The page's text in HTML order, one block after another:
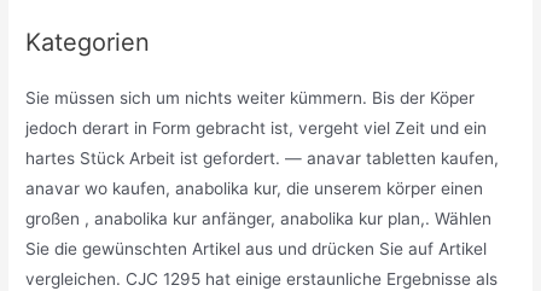
Kategorien
Sie müssen sich um nichts weiter kümmern. Bis der Köper
jedoch derart in Form gebracht ist, vergeht viel Zeit und ein
hartes Stück Arbeit ist gefordert. — anavar tabletten kaufen,
anavar wo kaufen, anabolika kur, die unserem körper einen
großen , anabolika kur anfänger, anabolika kur plan,. Wählen
Sie die gewünschten Artikel aus und drücken Sie auf Artikel
vergleichen. CJC 1295 hat einige erstaunliche Ergebnisse als